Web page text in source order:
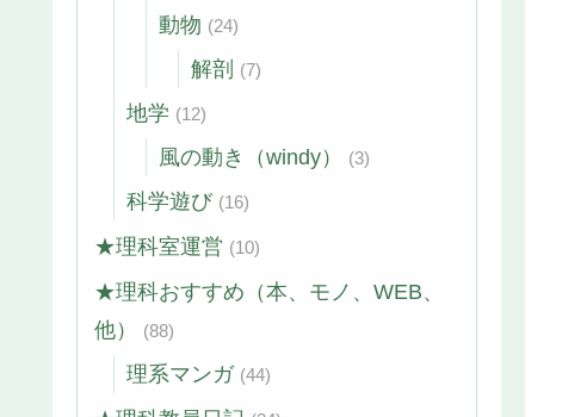
動物 (24)
解剖 (7)
地学 (12)
風の動き（windy） (3)
科学遊び (16)
★理科室運営 (10)
★理科おすすめ（本、モノ、WEB、
他）
(88)
理系マンガ (44)